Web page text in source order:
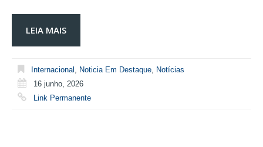
LEIA MAIS
Internacional Noticia Em Destaque
Notícias
16 junho, 2026
Link Permanente